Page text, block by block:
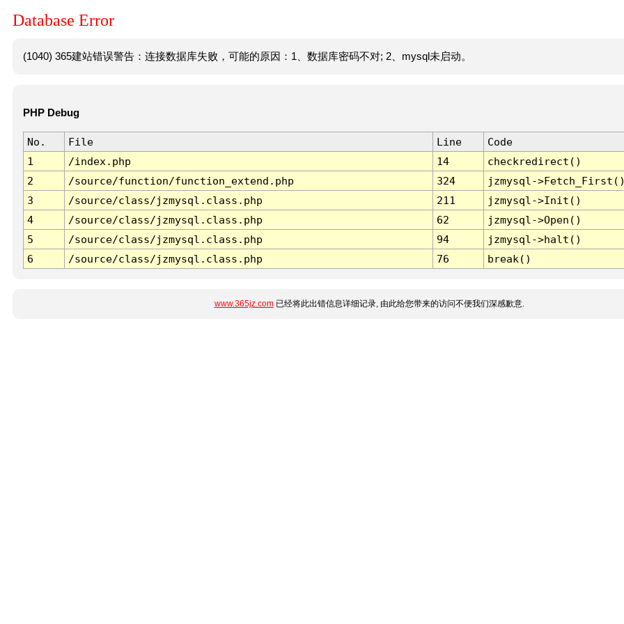
Database Error
(1040) 365建站错误警告：连接数据库失败，可能的原因：1、数据库密码不对; 2、mysql未启动。
PHP Debug
No. File Line
Code
1
/index.php 14
checkredirect()
2
/source/function/function_extend.php 324
jzmysql-
3
/source/class/jzmysql.class.php 211
jzmysql->Init()
4
/source/class/jzmysql.class.php 62
jzmysql->Open()
5
/source/class/jzmysql.class.php 94
jzmysql->halt()
6
/source/class/jzmysql.class.php 76 break()
www.365jz.com已经将此出错信息详细记录, 由此给您带来的访问不便我们深感歉意.